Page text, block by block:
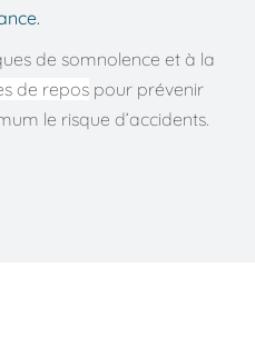
de somnolence et à la
de repos pour prévenir
le risque d’accidents.